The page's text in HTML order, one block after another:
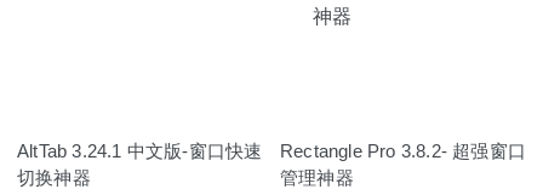
AltTab 3.24.1 中文版-窗口快速
切换神器
Rectangle Pro 3.8.2- 超强窗口
管理神器